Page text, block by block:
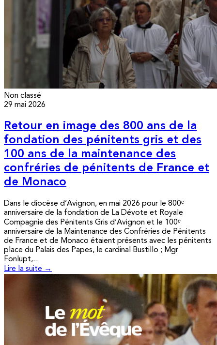
Non classé
29 mai 2026
Retour en image des 800 ans de la
fondation des pénitents gris et des
100 ans de la maintenance des
confréries de pénitents de France et
de Monaco
Dans le diocèse d’Avignon, en mai 2026 pour le 800ᵉ
anniversaire de la fondation de La Dévote et Royale
Compagnie des Pénitents Gris d’Avignon et le 100ᵉ
anniversaire de la Maintenance des Confréries de Pénitents
de France et de Monaco étaient présents avec les pénitents
place du Palais des Papes, le cardinal Bustillo ; Mgr
Fonlupt,...
Lire la suite →